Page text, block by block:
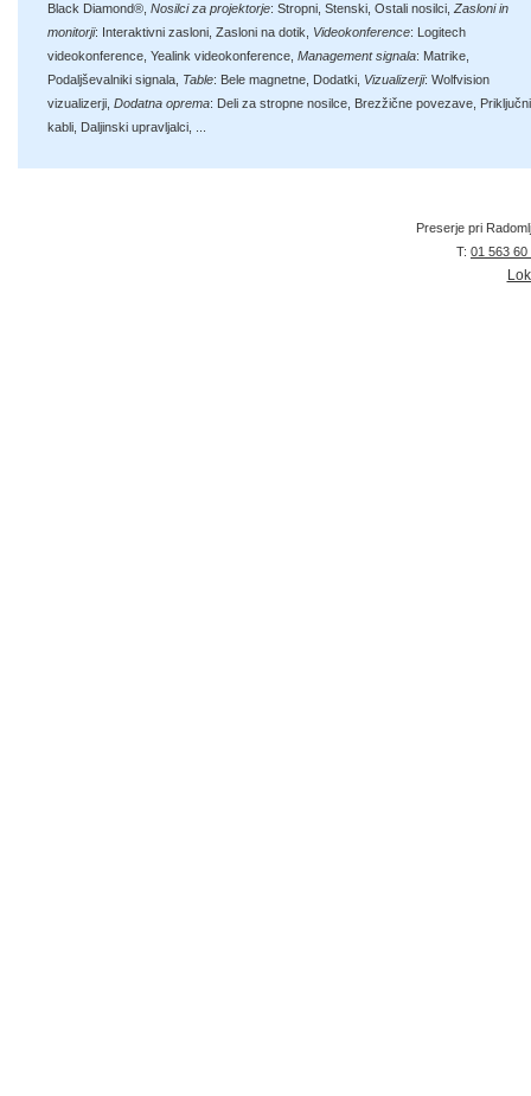
Black Diamond® Nosilci za projektorje: Stropni Stenski Ostali nosilci Zasloni in
monitorji: Interaktivni zasloni Zasloni na dotik Videokonference: Logitech
videokonference Yealink videokonference Management signala: Matrike
Podaljševalniki signala Table: Bele magnetne Dodatki Vizualizerji: Wolfvision
vizualizerji Dodatna oprema: Deli za stropne nosilce Brezžične povezave Priključni
kabli Daljinski upravljalci
Preserje pri
T: 01 563 60